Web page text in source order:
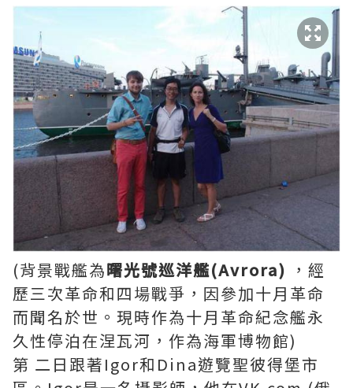
(背景戰艦為曙光號巡洋艦(Avrora) ，經
歷三次革命和四場戰爭，因參加十月革命
而聞名於世。現時作為十月革命紀念艦永
久性停泊在涅瓦河，作為海軍博物館)
第 二日跟著Igor和Dina遊覽聖彼得堡市